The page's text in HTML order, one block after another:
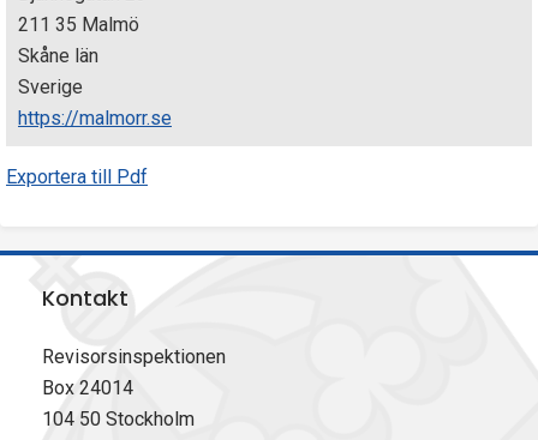
t
i
n
e
211 35 Malmö
Skåne län
Sverige
https://malmorr.se
Exportera till Pdf
Kontakt
Revisorsinspektionen
Box 24014
104 50 Stockholm